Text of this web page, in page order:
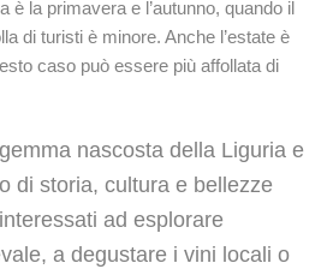
è la primavera e l’autunno, quando il
di turisti è minore. Anche l’estate è
caso può essere più affollata di
nascosta della Liguria e
di storia, cultura e bellezze
ad esplorare
a degustare i vini locali o